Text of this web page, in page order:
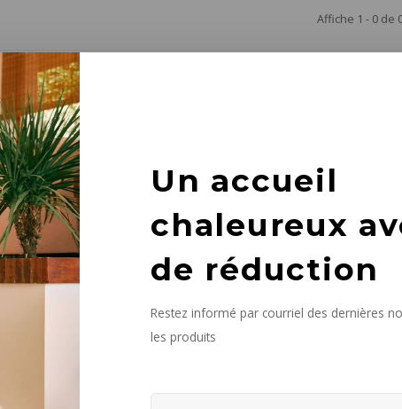
Un accueil
chaleureux
de réduction
Restez informé par courriel des dernières
les produits
Affiche 1 - 0 de